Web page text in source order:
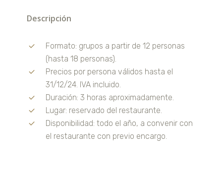
Descripción
Formato: grupos a partir de 12 personas
(hasta 18 personas).
Precios por persona válidos hasta el
31/12/24. IVA incluido.
Duración: 3 horas aproximadamente.
Lugar: reservado del restaurante.
Disponibilidad: todo el año, a convenir con
el restaurante con previo encargo.